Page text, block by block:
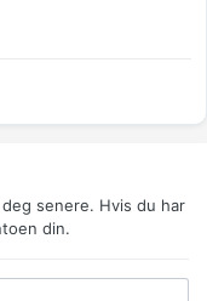
senere. Hvis du har
din.